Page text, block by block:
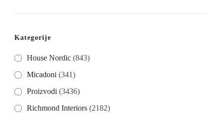
Kategorije
House Nordic (843)
Micadoni (341)
Proizvodi (3436)
Richmond Interiors (2182)